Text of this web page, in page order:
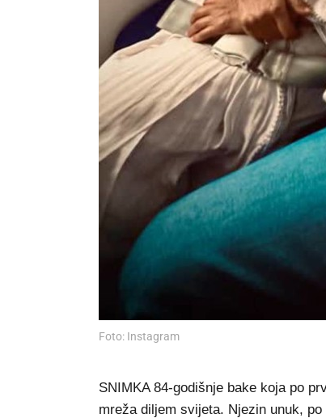
Foto: Instagram
SNIMKA 84-godišnje bake koja po
mreža diljem svijeta. Njezin unuk,